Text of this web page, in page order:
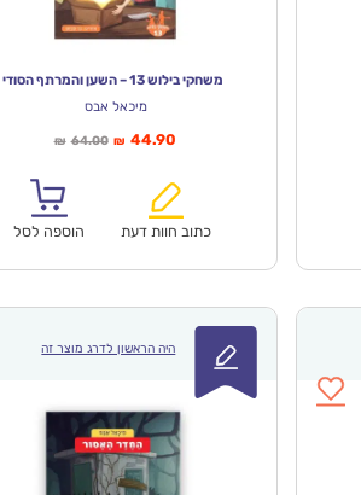
משחקי בילוש 13 – השען והמרתף הסודי
מיכאל אבס
₪ 64.00המחיר
₪64.00.
₪ 44.90המחיר
הוא:
כתוב חוות דעת
הוספה לסל
היה הראשון לדרג מוצר זה